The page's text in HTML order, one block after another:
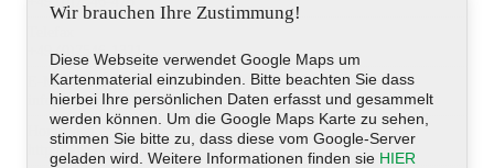
+49 (0)7546-1321
E-Mail-Adresse
info@eugenbubeck.de
Homepage
http://www.eugenbubeck.de
Wir brauchen Ihre Zustimmung!
Diese Webseite verwendet Google Maps um
Kartenmaterial einzubinden. Bitte beachten Sie dass
hierbei Ihre persönlichen Daten erfasst und gesammelt
werden können. Um die Google Maps Karte zu sehen,
stimmen Sie bitte zu, dass diese vom Google-Server
geladen wird. Weitere Informationen finden sie HIER